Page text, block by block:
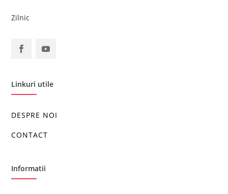
Zilnic
Linkuri utile
DESPRE NOI
CONTACT
Informatii